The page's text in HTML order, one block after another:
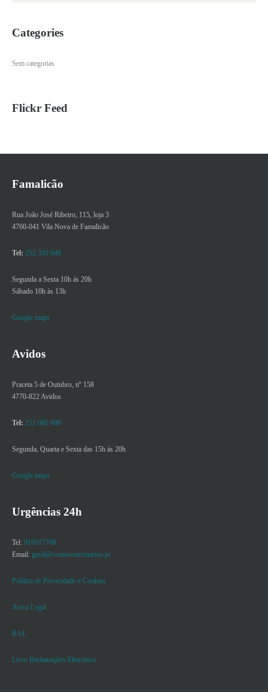
Categories
Sem categorias
Flickr Feed
Famalicão
Rua João José Ribeiro, 115, loja 3
4760-041 Vila Nova de Famalicão
Tel: 252 319 040
Segunda a Sexta 10h ás 20h
Sábado 10h às 13h
Google maps
Avidos
Praceta 5 de Outubro, nº 158
4770-822 Avidos
Tel: 252 085 099
Segunda, Quarta e Sexta das 15h ás 20h
Google maps
Urgências 24h
Tel: 919317708
Email: geral@romaoveterinarios.pt
Política de Privacidade e Cookies
Aviso Legal
RAL
Livro Reclamações Eletrónico